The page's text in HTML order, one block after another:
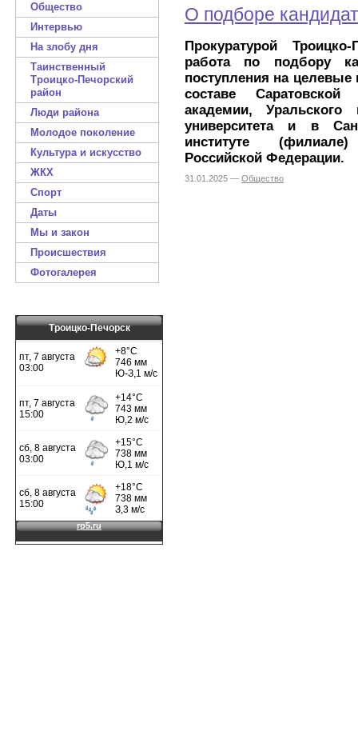
Общество
Интервью
На злобу дня
Таинственный
Троицко-Печорский
район
Люди района
Молодое поколение
Культура и искусство
ЖКХ
Спорт
Даты
Мы и закон
Происшествия
Фотогалерея
Троицко-Печорск
О подборе
Прокуратурой
работа по подбору
поступления на целевые
составе Саратовской
академии, Уральского
университета и в
институте
Российской Федерации.
31.01.2025 — Общество